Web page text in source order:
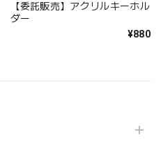
【委託販売】アクリルキーホル
ダー
¥880